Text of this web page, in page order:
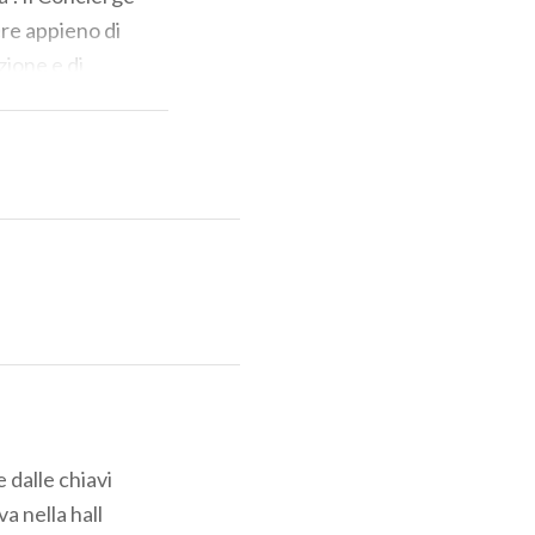
appieno di
e di
è quella di
dalle chiavi
nella hall